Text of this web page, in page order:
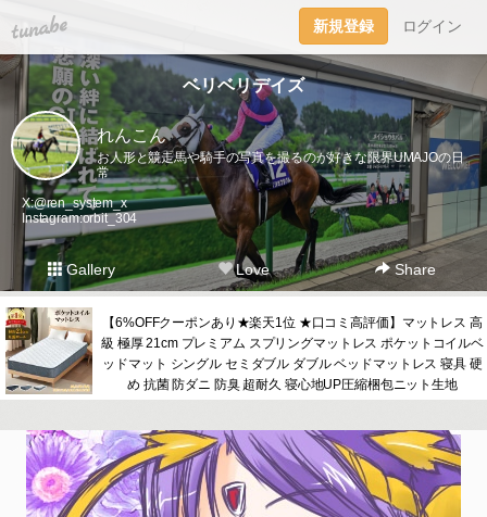
tuna.be 新規登録 ログイン
ベリベリデイズ
れんこん
お人形と競走馬や騎手の写真を撮るのが好きな限界UMAJOの日
常
X:@ren_system_x
Instagram:orbit_304
Gallery Love Share
【6%OFFクーポンあり★楽天1位 ★口コミ高評価】マットレス 高
級 極厚 21cm プレミアム スプリングマットレス ポケットコイルベ
ッドマット シングル セミダブル ダブル ベッドマットレス 寝具 硬
め 抗菌 防ダニ 防臭 超耐久 寝心地UP圧縮梱包ニット生地